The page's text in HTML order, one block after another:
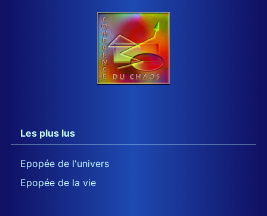
Les plus lus
Epopée de l'univers
Epopée de la vie